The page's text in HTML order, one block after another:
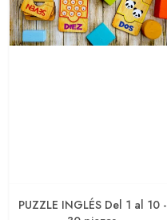
PUZZLE INGLÉS Del 1 al 10 -